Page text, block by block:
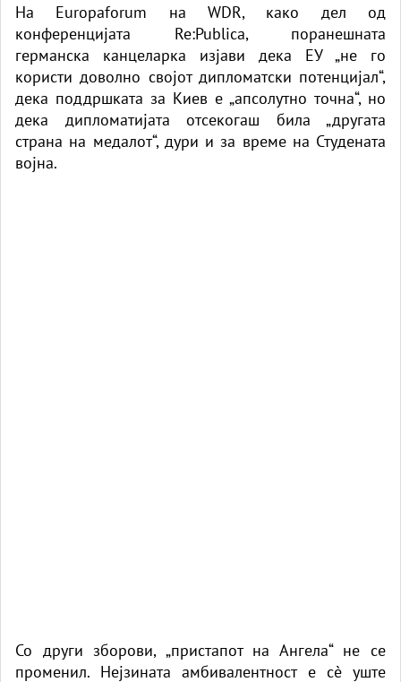
На Europaforum на WDR, како дел од
конференцијата Re:Publica, поранешната
германска канцеларка изјави дека ЕУ „не го
користи доволно својот дипломатски потенцијал“,
дека поддршката за Киев е „апсолутно точна“, но
дека дипломатијата отсекогаш била „другата
страна на медалот“, дури и за време на Студената
војна.
Со други зборови, „пристапот на Ангела“ не се
променил. Нејзината амбивалентност е сè уште